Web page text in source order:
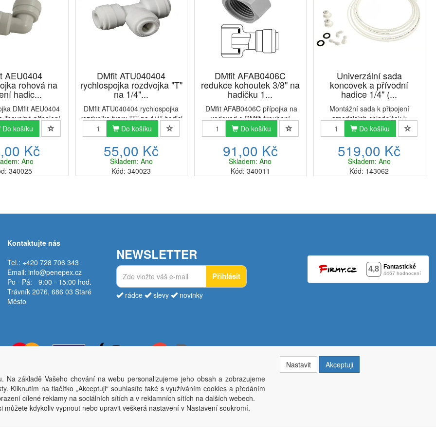
AEU0404
rohová na
hadic...
DMfit AEU0404
libovolné připojení
hadice 1/4" (6,4
vody.Originální
rychlospojka
hadic 1/4" (6,4
4" (6,4 mm...
Do košíku
Kč
Ano
340025
DMfit ATU040404
rychlospojka rozdvojka "T"
na 1/4"...
DMfit ATU040404 rychlospojka
rozdvojka tvaru "T" na 1/4" hadici
✔ umožňuje libovolné připojení
tří hadic.✔ průměr hadice 1/4"
(6,4 mm) k přívodu
vody.Originální DMfit ATU040404
rychlospojka rozdvojka ...
Do košíku
55,00 Kč
Skladem: Ano
Kód: 340023
DMfit AFAB0406C
redukce kohoutek 3/8" na
hadičku 1...
DMfit AFAB0406C přípojka na
vodovod✔ DMfit šroubení
umožňuje bezpečné připojení
hadice 1/4" (6,4 mm) na přívod
vody.✔ DMfit šroubení lze připojit
na kohoutky se závitem 3/8"
(9,5 mm).Fitinky DMfit js...
Do košíku
91,00 Kč
Skladem: Ano
Kód: 340011
Univerzální sada
koncovek a přívodní
hadice 1/4" (...
Montážní sada k připojení
amerických chladniček k
přívodu vodyVšechny vybrané
komponenty jsou vysoce kvalitní
se snadnou instalací.Sada
přívodní hadice a spojovací
fitinky Euro Filtr pro ledničku s
mr...
Do košíku
519,00 Kč
Skladem: Ano
Kód: 143062
Kontaktujte nás
Tel.: +420 728 706 343
Email: info@penepex.cz
Po - Pá:
9:00 - 15:00 hod.
Trávník 2076, 686 03 Staré
Město
NEWSLETTER
Přihlásit
rádce slevy novinky
Copyright © Penepex s.r.o. 2025, powered byABRA E-shop
IČO: 03220923; DIČ: CZ03220923; zápis do obchodního rejstříku dne 22. 7. 2014, krajský soud v Brně oddíl C, vložka 84002
Na základě Vašeho chování na webu personalizujeme jeho obsah a zobrazujeme
Kliknutím na tlačítko „Akceptuji“ souhlasíte také s využíváním cookies a předáním
cílené reklamy na sociálních sítích a v reklamních sítích na dalších webech.
můžete kdykoliv vypnout nebo upravit veškerá nastavení v Nastavení soukromí.
Nastavit Akceptuji